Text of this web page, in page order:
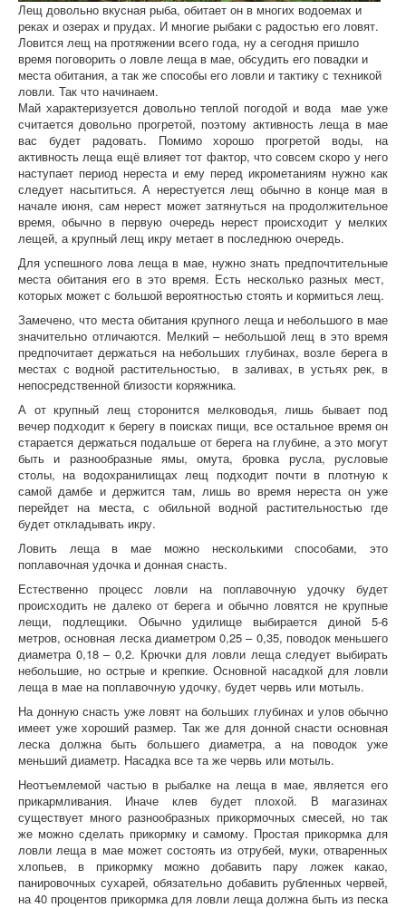
Лещ довольно вкусная рыба, обитает он в многих водоемах и
реках и озерах и прудах. И многие рыбаки с радостью его ловят.
Ловится лещ на протяжении всего года, ну а сегодня пришло
время поговорить о ловле леща в мае, обсудить его повадки и
места обитания, а так же способы его ловли и тактику с техникой
ловли. Так что начинаем.
Май характеризуется довольно теплой погодой и вода мае уже
считается довольно прогретой, поэтому активность леща в мае
вас будет радовать. Помимо хорошо прогретой воды, на
активность леща ещё влияет тот фактор, что совсем скоро у него
наступает период нереста и ему перед икрометаниям нужно как
следует насытиться. А нерестуется лещ обычно в конце мая в
начале июня, сам нерест может затянуться на продолжительное
время, обычно в первую очередь нерест происходит у мелких
лещей, а крупный лещ икру метает в последнюю очередь.
Для успешного лова леща в мае, нужно знать предпочтительные
места обитания его в это время. Есть несколько разных мест,
которых может с большой вероятностью стоять и кормиться лещ.
Замечено, что места обитания крупного леща и небольшого в мае
значительно отличаются. Мелкий – небольшой лещ в это время
предпочитает держаться на небольших глубинах, возле берега в
местах с водной растительностью, в заливах, в устьях рек, в
непосредственной близости коряжника.
А от крупный лещ сторонится мелководья, лишь бывает под
вечер подходит к берегу в поисках пищи, все остальное время он
старается держаться подальше от берега на глубине, а это могут
быть и разнообразные ямы, омута, бровка русла, русловые
столы, на водохранилищах лещ подходит почти в плотную к
самой дамбе и держится там, лишь во время нереста он уже
перейдет на места, с обильной водной растительностью где
будет откладывать икру.
Ловить леща в мае можно несколькими способами, это
поплавочная удочка и донная снасть.
Естественно процесс ловли на поплавочную удочку будет
происходить не далеко от берега и обычно ловятся не крупные
лещи, подлещики. Обычно удилище выбирается диной 5-6
метров, основная леска диаметром 0,25 – 0,35, поводок меньшего
диаметра 0,18 – 0,2. Крючки для ловли леща следует выбирать
небольшие, но острые и крепкие. Основной насадкой для ловли
леща в мае на поплавочную удочку, будет червь или мотыль.
На донную снасть уже ловят на больших глубинах и улов обычно
имеет уже хороший размер. Так же для донной снасти основная
леска должна быть большего диаметра, а на поводок уже
меньший диаметр. Насадка все та же червь или мотыль.
Неотъемлемой частью в рыбалке на леща в мае, является его
прикармливания. Иначе клев будет плохой. В магазинах
существует много разнообразных прикормочных смесей, но так
же можно сделать прикормку и самому. Простая прикормка для
ловли леща в мае может состоять из отрубей, муки, отваренных
хлопьев, в прикормку можно добавить пару ложек какао,
панировочных сухарей, обязательно добавить рубленных червей,
на 40 процентов прикормка для ловли леща должна быть из песка